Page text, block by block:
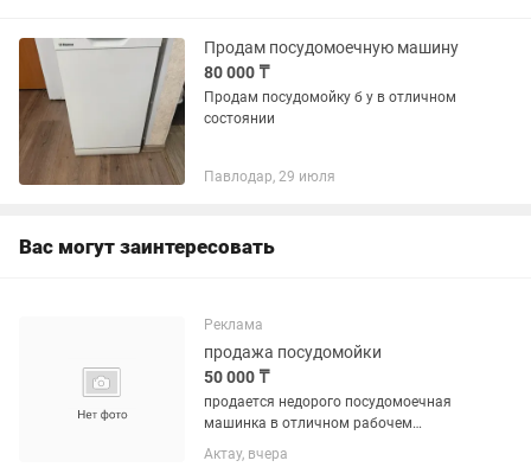
Продам посудомоечную машину
80 000 ₸
Продам посудомойку б у в отличном
состоянии
Павлодар, 29 июля
Вас могут заинтересовать
Реклама
продажа посудомойки
50 000 ₸
продается недорого посудомоечная
машинка в отличном рабочем
состоянии
Актау, вчера